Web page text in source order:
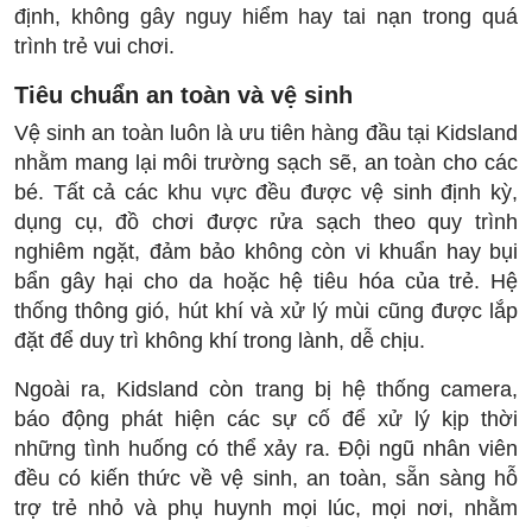
định, không gây nguy hiểm hay tai nạn trong quá
trình trẻ vui chơi.
Tiêu chuẩn an toàn và vệ sinh
Vệ sinh an toàn luôn là ưu tiên hàng đầu tại Kidsland
nhằm mang lại môi trường sạch sẽ, an toàn cho các
bé. Tất cả các khu vực đều được vệ sinh định kỳ,
dụng cụ, đồ chơi được rửa sạch theo quy trình
nghiêm ngặt, đảm bảo không còn vi khuẩn hay bụi
bẩn gây hại cho da hoặc hệ tiêu hóa của trẻ. Hệ
thống thông gió, hút khí và xử lý mùi cũng được lắp
đặt để duy trì không khí trong lành, dễ chịu.
Ngoài ra, Kidsland còn trang bị hệ thống camera,
báo động phát hiện các sự cố để xử lý kịp thời
những tình huống có thể xảy ra. Đội ngũ nhân viên
đều có kiến thức về vệ sinh, an toàn, sẵn sàng hỗ
trợ trẻ nhỏ và phụ huynh mọi lúc, mọi nơi, nhằm